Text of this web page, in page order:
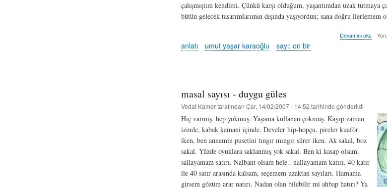
çalışmıştım kendimi. Çünkü karşı olduğum, yaşantımdan uzak tutmaya
bütün gelecek tasarımlarımın dışında yaşıyordun; sana doğru ilerlemem
mektup
karaoğlu
Devamını oku
anlatı umut yaşar karaoğlu sayı: on bir
masal sayısı - duygu güles
Vedat Kamertarafından Çar, 14/02/2007 - 14:52 tarihinde gönderildi
Hiç varmış, hep yokmuş. Yaşama kullanan çokmuş. Kayıp zaman
izinde, kabak kemani içinde. Develer hip-hopçu, pireler kuaför
iken, ben annemin pusetini tıngır mıngır sürer iken. Ak sakal, boz
sakal. Yüzde oyuklara saklanmış yok sakal. Ben ki kasap olsam,
sallayamam satırı. Nalbant olsam hele.. nallayamam katırı. 40 katır
ile 40 satır arasında kalsam, seçemem uzaktan sayıları. Hamama
girsem gözüm arar natırı. Nadan olan bilebilir mi ahbap hatırı? Ya